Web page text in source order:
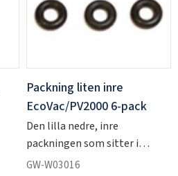
Packning liten inre
EcoVac/PV2000 6-pack
Den lilla nedre, inre
packningen som sitter i
EcoVac- och PV2000-
GW-W03016